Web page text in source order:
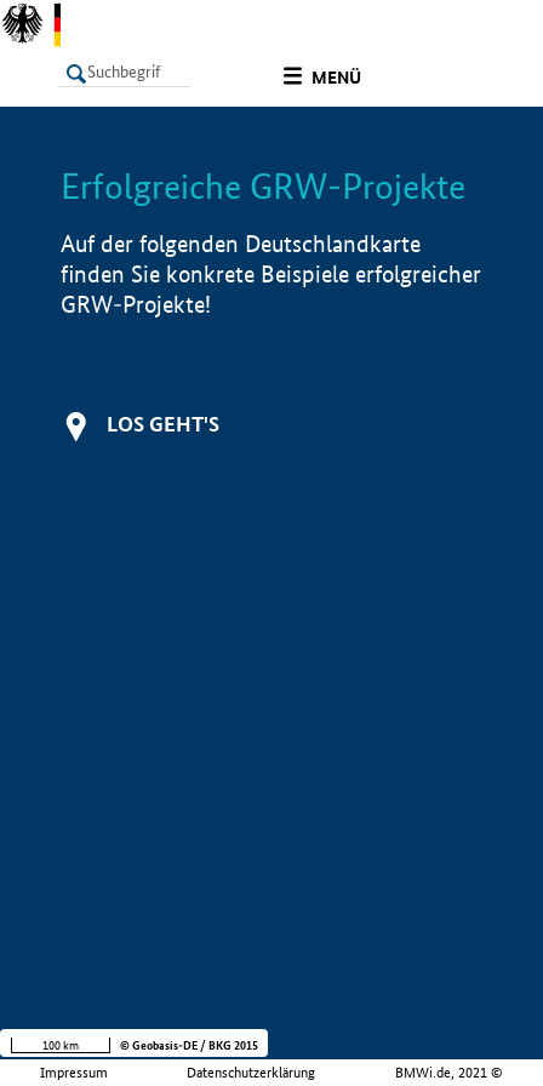
MENÜ
LISTE Info
Erfolgreiche GRW-Projekte
Auf der folgenden Deutschlandkarte
finden Sie konkrete Beispiele erfolgreicher
GRW-Projekte!
LOS GEHT'S
Impressum Datenschutzerklärung BMWi.de, 2021 ©
100 km © Geobasis-DE / BKG 2015